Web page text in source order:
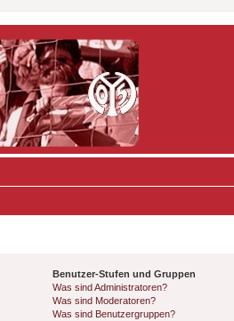
Benutzer-Stufen und Gruppen
Was sind Administratoren?
Was sind Moderatoren?
Was sind Benutzergruppen?